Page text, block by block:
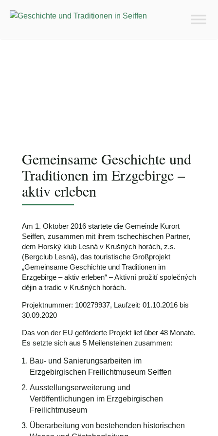
Gemeinsame Geschichte und
Traditionen im Erzgebirge –
aktiv erleben
Am 1. Oktober 2016 startete die Gemeinde Kurort
Seiffen, zusammen mit ihrem tschechischen Partner,
dem Horský klub Lesná v Krušných horách, z.s.
(Bergclub Lesná), das touristische Großprojekt
„Gemeinsame Geschichte und Traditionen im
Erzgebirge – aktiv erleben“ – Aktivní prožití společných
dějin a tradic v Krušných horách.
Projektnummer: 100279937, Laufzeit: 01.10.2016 bis
30.09.2020
Das von der EU geförderte Projekt lief über 48 Monate.
Es setzte sich aus 5 Meilensteinen zusammen:
Bau- und Sanierungsarbeiten im
Erzgebirgischen Freilichtmuseum Seiffen
Ausstellungserweiterung und
Veröffentlichungen im Erzgebirgischen
Freilichtmuseum
Überarbeitung von bestehenden historischen